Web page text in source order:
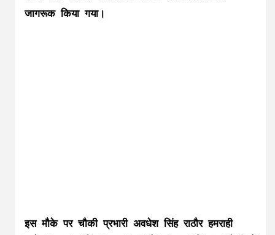
जागरूक किया गया।
इस मौके पर चौकी प्रभारी अवधेश सिंह राठौर हमराही